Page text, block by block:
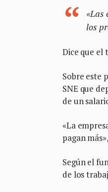
«Las
los
Dice que el
Sobre este
SNE que
de un
«La
pagan
Según el
de los